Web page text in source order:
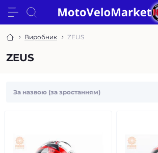
Виробник ZEUS
ZEUS